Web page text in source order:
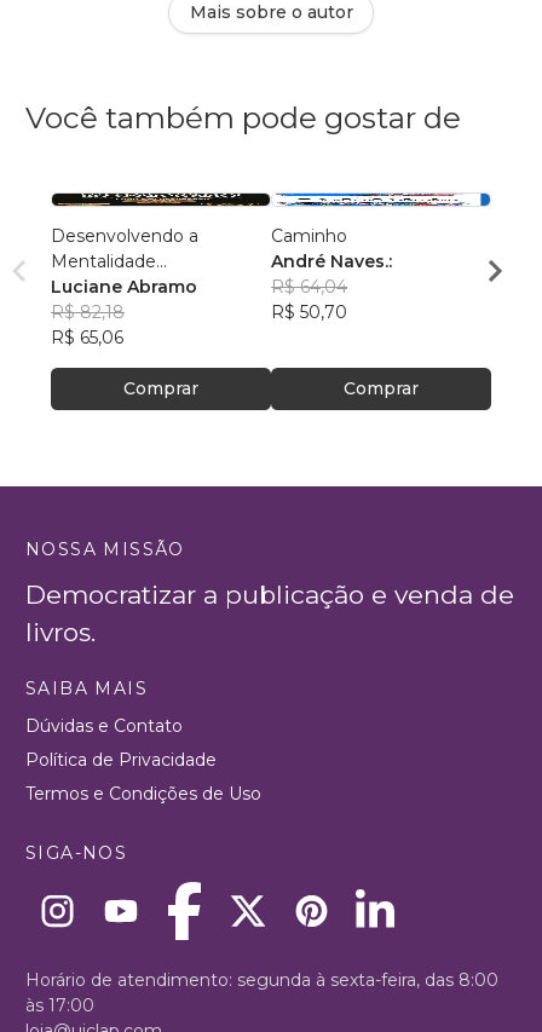
Mais sobre o autor
Você também pode gostar de
Desenvolvendo a
Mentalidade
Empreendedora
Luciane Abramo
R$ 82,18
R$ 65,06
Comprar
Caminho
André Naves.:
R$ 64,04
R$ 50,70
Comprar
NOSSA MISSÃO
Democratizar a publicação e venda de
livros.
SAIBA MAIS
Dúvidas e Contato
Política de Privacidade
Termos e Condições de Uso
SIGA-NOS
Horário de atendimento: segunda à sexta-feira, das 8:00
às 17:00